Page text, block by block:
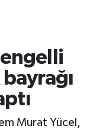
engelli
Murat Yücel,